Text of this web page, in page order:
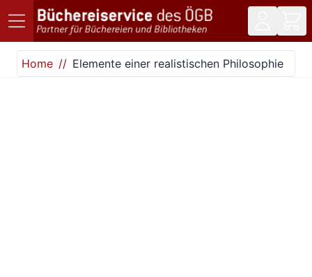
Direkt zum Inhalt
Home
Elemente einer realistischen Philosophie